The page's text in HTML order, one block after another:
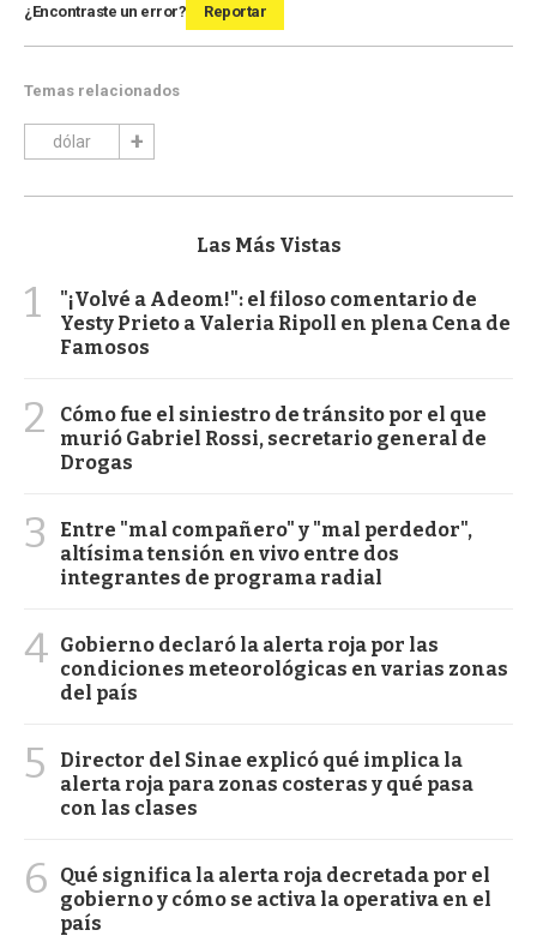
¿Encontraste un error? Reportar
Temas relacionados
dólar
Las Más Vistas
1
"¡Volvé a Adeom!": el filoso comentario de
Yesty Prieto a Valeria Ripoll en plena Cena de
Famosos
2
Cómo fue el siniestro de tránsito por el que
murió Gabriel Rossi, secretario general de
Drogas
3
Entre "mal compañero" y "mal perdedor",
altísima tensión en vivo entre dos
integrantes de programa radial
4 Gobierno declaró la alerta roja por las
condiciones meteorológicas en varias zonas
del país
5
Director del Sinae explicó qué implica la
alerta roja para zonas costeras y qué pasa
con las clases
6
Qué significa la alerta roja decretada por el
gobierno y cómo se activa la operativa en el
país